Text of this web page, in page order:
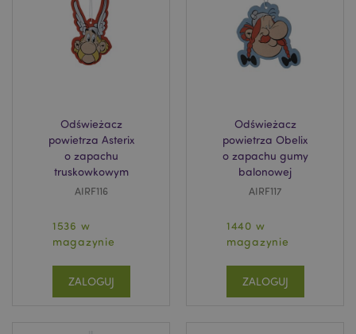
Odświeżacz
powietrza Asterix
o zapachu
truskowkowym
AIRF116
1536 w
magazynie
ZALOGUJ
Odświeżacz
powietrza Obelix
o zapachu gumy
balonowej
AIRF117
1440 w
magazynie
ZALOGUJ